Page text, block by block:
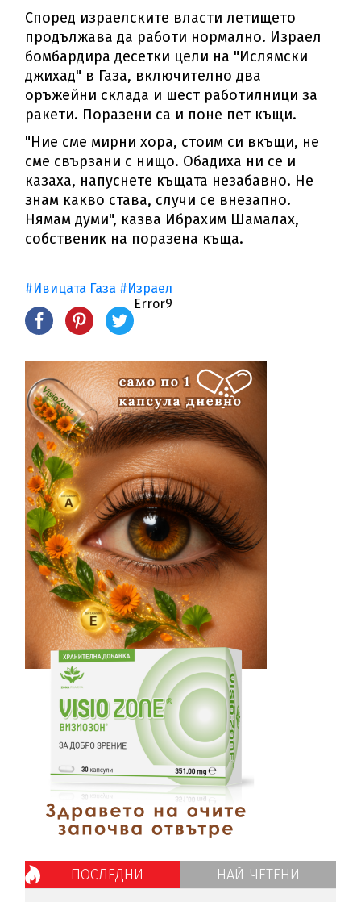
Според израелските власти летището
продължава да работи нормално. Израел
бомбардира десетки цели на "Ислямски
джихад" в Газа, включително два
оръжейни склада и шест работилници за
ракети. Поразени са и поне пет къщи.
"Ние сме мирни хора, стоим си вкъщи, не
сме свързани с нищо. Обадиха ни се и
казаха, напуснете къщата незабавно. Не
знам какво става, случи се внезапно.
Нямам думи", казва Ибрахим Шамалах,
собственик на поразена къща.
#Ивицата Газа #Израел
Error9
ПОСЛЕДНИ НАЙ-ЧЕТЕНИ